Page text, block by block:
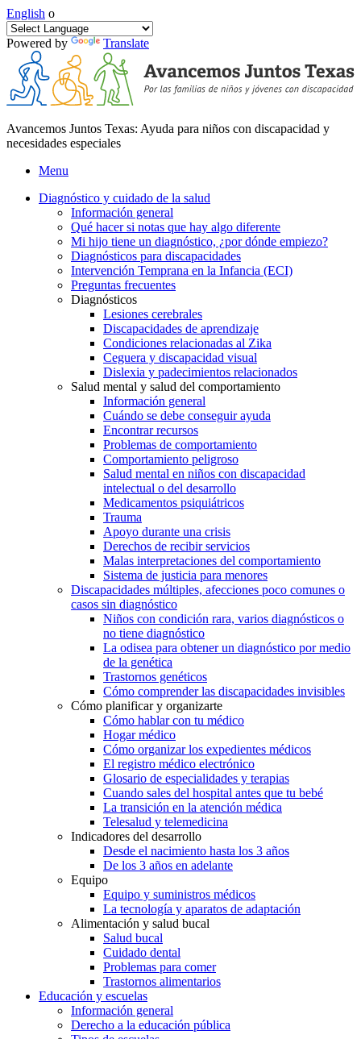
English o
Powered by Translate
Avancemos Juntos Texas: Ayuda para niños con discapacidad y
necesidades especiales
Menu
Diagnóstico y cuidado de la salud
Información general
Qué hacer si notas que hay algo diferente
Mi hijo tiene un diagnóstico, ¿por dónde empiezo?
Diagnósticos para discapacidades
Intervención Temprana en la Infancia (ECI)
Preguntas frecuentes
Diagnósticos
Lesiones cerebrales
Discapacidades de aprendizaje
Condiciones relacionadas al Zika
Ceguera y discapacidad visual
Dislexia y padecimientos relacionados
Salud mental y salud del comportamiento
Información general
Cuándo se debe conseguir ayuda
Encontrar recursos
Problemas de comportamiento
Comportamiento peligroso
Salud mental en niños con discapacidad
intelectual o del desarrollo
Medicamentos psiquiátricos
Trauma
Apoyo durante una crisis
Derechos de recibir servicios
Malas interpretaciones del comportamiento
Sistema de justicia para menores
Discapacidades múltiples, afecciones poco comunes o
casos sin diagnóstico
Niños con condición rara, varios diagnósticos o
no tiene diagnóstico
La odisea para obtener un diagnóstico por medio
de la genética
Trastornos genéticos
Cómo comprender las discapacidades invisibles
Cómo planificar y organizarte
Cómo hablar con tu médico
Hogar médico
Cómo organizar los expedientes médicos
El registro médico electrónico
Glosario de especialidades y terapias
Cuando sales del hospital antes que tu bebé
La transición en la atención médica
Telesalud y telemedicina
Indicadores del desarrollo
Desde el nacimiento hasta los 3 años
De los 3 años en adelante
Equipo
Equipo y suministros médicos
La tecnología y aparatos de adaptación
Alimentación y salud bucal
Salud bucal
Cuidado dental
Problemas para comer
Trastornos alimentarios
Educación y escuelas
Información general
Derecho a la educación pública